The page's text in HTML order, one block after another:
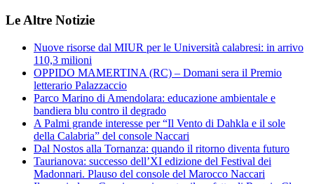
Le Altre Notizie
Nuove risorse dal MIUR per le Università calabresi: in arrivo
110,3 milioni
OPPIDO MAMERTINA (RC) – Domani sera il Premio
letterario Palazzaccio
Parco Marino di Amendolara: educazione ambientale e
bandiera blu contro il degrado
A Palmi grande interesse per “Il Vento di Dahkla e il sole
della Calabria” del console Naccari
Dal Nostos alla Tornanza: quando il ritorno diventa futuro
Taurianova: successo dell’XI edizione del Festival dei
Madonnari. Plauso del console del Marocco Naccari